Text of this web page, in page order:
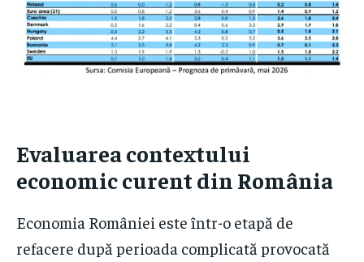
Evaluarea contextului
economic curent din România
Economia României este într-o etapă de
refacere după perioada complicată provocată